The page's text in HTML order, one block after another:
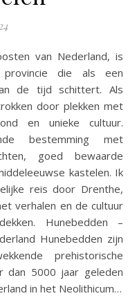
die als een
de tijd schittert. Als
door plekken met
en unieke cultuur.
bestemming met
goed bewaarde
kastelen. Ik
reis door Drenthe,
verhalen en de cultuur
Hunebedden –
Hunebedden zijn
prehistorische
dan 5000 jaar geleden
in het Neolithicum…